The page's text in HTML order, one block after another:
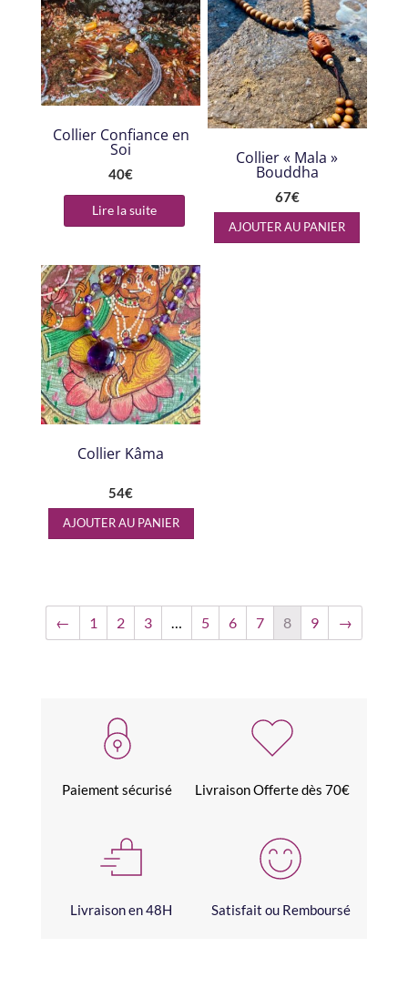
Collier Confiance en
Soi
40€
Lire la suite
Collier « Mala »
Bouddha
67€
AJOUTER AU PANIER
Collier Kâma
54€
AJOUTER AU PANIER
← 1 2 3 5 6 7 8 9 →
Paiement sécurisé Livraison Offerte dès 70€
Livraison en 48H Satisfait ou Remboursé